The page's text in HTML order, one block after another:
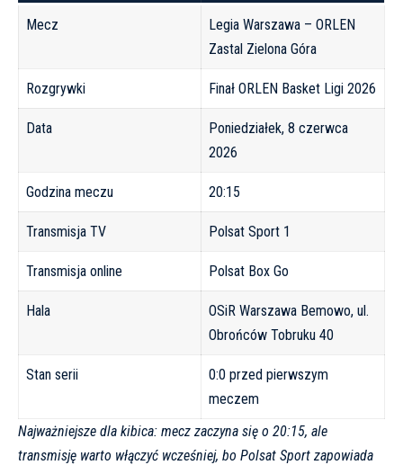
Mecz
Legia Warszawa – ORLEN
Zastal Zielona Góra
Rozgrywki Finał ORLEN Basket Ligi 2026
Data
Poniedziałek, 8 czerwca
2026
Godzina meczu 20:15
Transmisja TV Polsat Sport 1
Transmisja online Polsat Box Go
Hala
OSiR Warszawa Bemowo, ul.
Obrońców Tobruku 40
Stan serii
0:0 przed pierwszym
meczem
Najważniejsze dla kibica: mecz zaczyna się o 20:15, ale
transmisję warto włączyć wcześniej, bo Polsat Sport zapowiada